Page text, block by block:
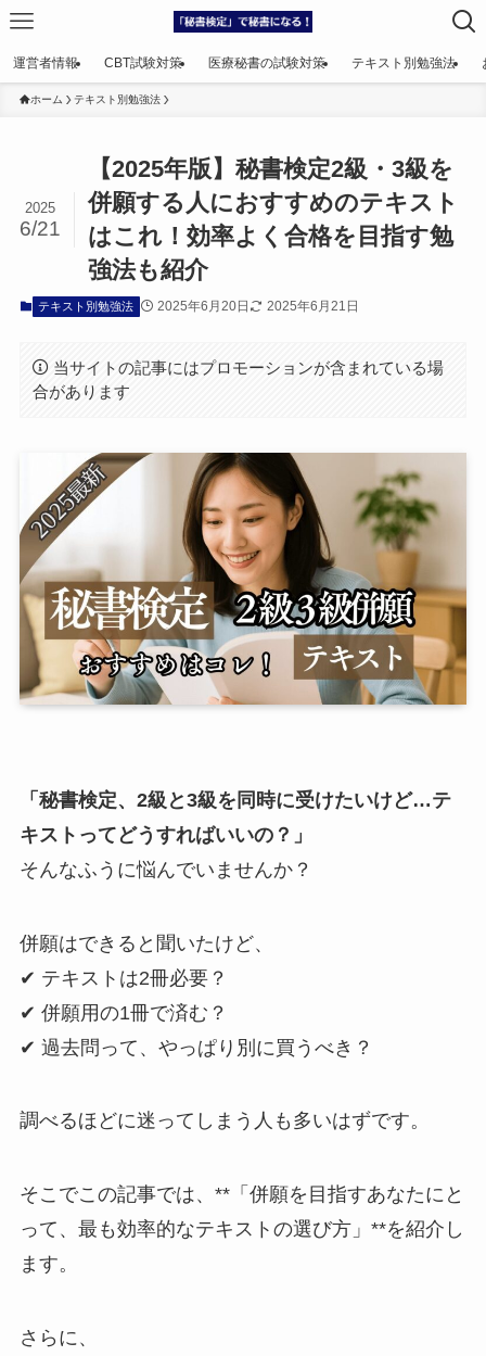
運営者情報 CBT試験対策 医療秘書の試験対策 テキスト別勉強法
ホーム テキスト別勉強法
【2025年版】秘書検定2級・3級を
併願する人におすすめのテキスト
はこれ！効率よく合格を目指す勉
強法も紹介
2025
6/21
テキスト別勉強法 2025年6月20日 2025年6月21日
当サイトの記事にはプロモーションが含まれている場
合があります
「秘書検定、2級と3級を同時に受けたいけど…テ
キストってどうすればいいの？」
そんなふうに悩んでいませんか？
併願はできると聞いたけど、
✔ テキストは2冊必要？
✔ 併願用の1冊で済む？
✔ 過去問って、やっぱり別に買うべき？
調べるほどに迷ってしまう人も多いはずです。
そこでこの記事では、**「併願を目指すあなたにと
って、最も効率的なテキストの選び方」**を紹介し
ます。
さらに、